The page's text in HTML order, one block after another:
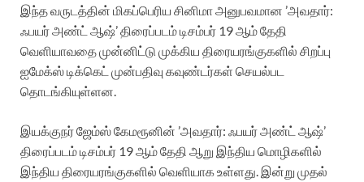
இந்த வருடத்தின் மிகப்பெரிய சினிமா அனுபவமான ’அவதார்:
ஃபயர் அண்ட் ஆஷ்’ திரைப்படம் டிசம்பர் 19 ஆம் தேதி
வெளியாவதை முன்னிட்டு முக்கிய திரையரங்குகளில் சிறப்பு
ஐமேக்ஸ் டிக்கெட் முன்பதிவு கவுண்டர்கள் செயல்பட
தொடங்கியுள்ளன.
இயக்குநர் ஜேம்ஸ் கேமரூனின் ’அவதார்: ஃபயர் அண்ட் ஆஷ்’
திரைப்படம் டிசம்பர் 19 ஆம் தேதி ஆறு இந்திய மொழிகளில்
இந்திய திரையரங்குகளில் வெளியாக உள்ளது. இன்று முதல்